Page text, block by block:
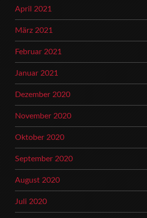
April 2021
März 2021
Februar 2021
Januar 2021
Dezember 2020
November 2020
Oktober 2020
September 2020
August 2020
Juli 2020